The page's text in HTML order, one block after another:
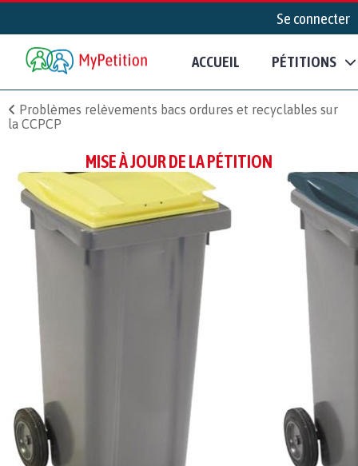
Se connecter
ACCUEIL PÉTITIONS
Problèmes relèvements bacs ordures et recyclables sur
la CCPCP
MISE À JOUR DE LA PÉTITION